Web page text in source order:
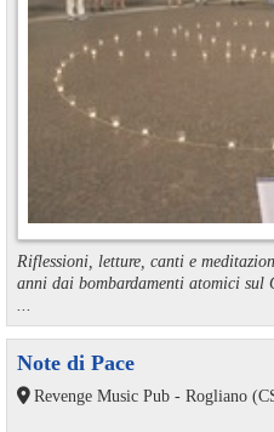
Riflessioni, letture, canti e
anni dai bombardamenti atomici sul
Note di Pace
Revenge Music Pub - Rogliano